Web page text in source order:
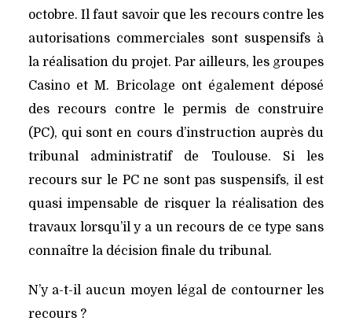
octobre. Il faut savoir que les recours contre les
autorisations commerciales sont suspensifs à
la réalisation du projet. Par ailleurs, les groupes
Casino et M. Bricolage ont également déposé
des recours contre le permis de construire
(PC), qui sont en cours d’instruction auprès du
tribunal administratif de Toulouse. Si les
recours sur le PC ne sont pas suspensifs, il est
quasi impensable de risquer la réalisation des
travaux lorsqu’il y a un recours de ce type sans
connaître la décision finale du tribunal.
N’y a-t-il aucun moyen légal de contourner les
recours ?